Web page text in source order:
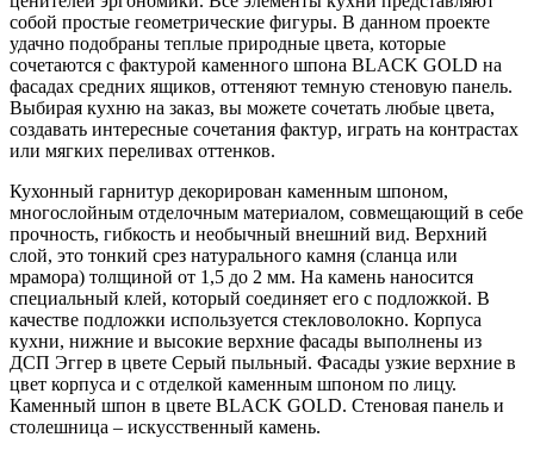
собой простые геометрические фигуры. В данном проекте
удачно подобраны теплые природные цвета, которые
сочетаются с фактурой каменного шпона BLACK GOLD на
фасадах средних ящиков, оттеняют темную стеновую панель.
Выбирая кухню на заказ, вы можете сочетать любые цвета,
создавать интересные сочетания фактур, играть на контрастах
или мягких переливах оттенков.
Кухонный гарнитур декорирован каменным шпоном,
многослойным отделочным материалом, совмещающий в себе
прочность, гибкость и необычный внешний вид. Верхний
слой, это тонкий срез натурального камня (сланца или
мрамора) толщиной от 1,5 до 2 мм. На камень наносится
специальный клей, который соединяет его с подложкой. В
качестве подложки используется стекловолокно. Корпуса
кухни, нижние и высокие верхние фасады выполнены из
ДСП Эггер в цвете Серый пыльный. Фасады узкие верхние в
цвет корпуса и с отделкой каменным шпоном по лицу.
Каменный шпон в цвете BLACK GOLD. Стеновая панель и
столешница – искусственный камень.